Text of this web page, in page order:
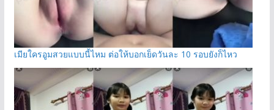
เมียใครอูมสวยแบบนี้ไหม ต่อให้บอกเย็ดวันละ 10 รอบยังก็ไหว